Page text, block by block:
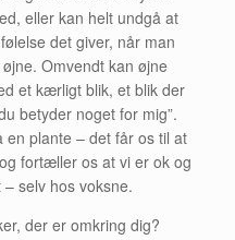
eller kan helt undgå at
det giver, når man
Omvendt kan øjne
et kærligt blik, et blik der
betyder noget for mig”.
plante – det får os til at
fortæller os at vi er ok og
selv hos voksne.
der er omkring dig?